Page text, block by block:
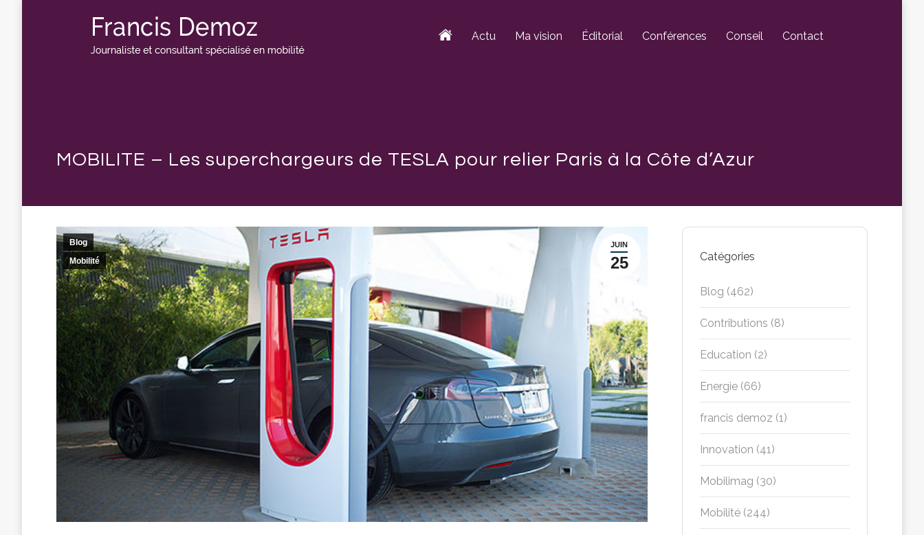
Actu Ma vision Éditorial Conférences Conseil Contact
MOBILITE – Les superchargeurs de TESLA pour relier Paris à la Côte d’Azur
JUIN
25
Blog
Mobilité
Catégories
Blog (462)
Contributions (8)
Education (2)
Energie (66)
francis demoz (1)
Innovation (41)
Mobilimag (30)
Mobilité (244)